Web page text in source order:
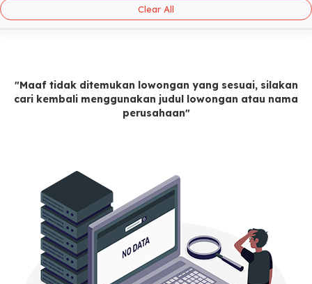
Clear All
"Maaf tidak ditemukan lowongan yang sesuai, silakan
cari kembali menggunakan judul lowongan atau nama
perusahaan"